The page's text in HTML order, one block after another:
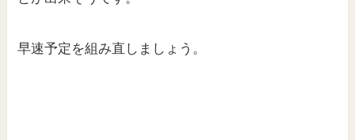
早速予定を組み直しましょう。